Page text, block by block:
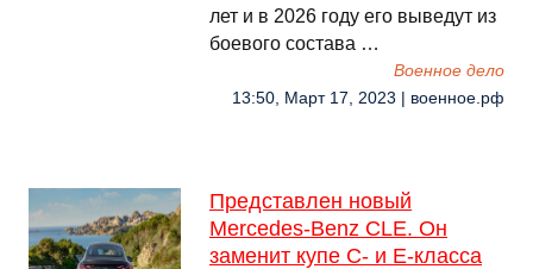
лет и в 2026 году его выведут из
боевого состава …
Военное дело
13:50, Март 17, 2023 | военное.рф
Представлен новый
Mercedes-Benz CLE. Он
заменит купе C- и E-класса